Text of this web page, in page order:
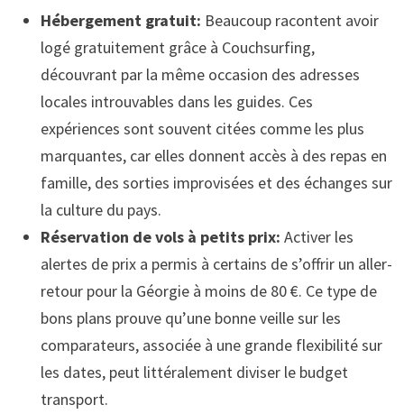
Hébergement gratuit: Beaucoup racontent avoir
logé gratuitement grâce à Couchsurfing,
découvrant par la même occasion des adresses
locales introuvables dans les guides. Ces
expériences sont souvent citées comme les plus
marquantes, car elles donnent accès à des repas en
famille, des sorties improvisées et des échanges sur
la culture du pays.
Réservation de vols à petits prix: Activer les
alertes de prix a permis à certains de s’offrir un aller-
retour pour la Géorgie à moins de 80 €. Ce type de
bons plans prouve qu’une bonne veille sur les
comparateurs, associée à une grande flexibilité sur
les dates, peut littéralement diviser le budget
transport.